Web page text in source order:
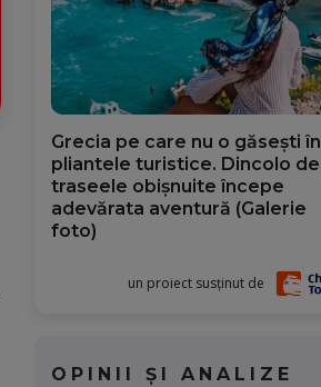
Grecia pe care nu o găsești în
pliantele turistice. Dincolo de
traseele obișnuite începe
adevărata aventură (Galerie
foto)
un proiect susținut de
OPINII ȘI ANALIZE